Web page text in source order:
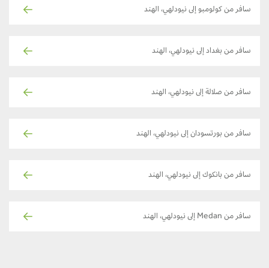
سافر من كولومبو إلى نيودلهي، الهند
سافر من بغداد إلى نيودلهي، الهند
سافر من صلالة إلى نيودلهي، الهند
سافر من بورتسودان إلى نيودلهي، الهند
سافر من بانكوك إلى نيودلهي، الهند
سافر من Medan إلى نيودلهي، الهند